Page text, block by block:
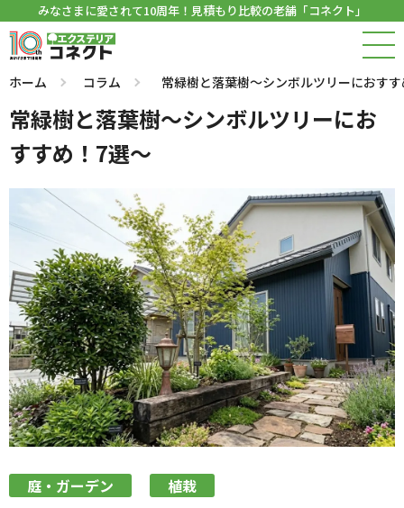
みなさまに愛されて10周年！見積もり比較の老舗「コネクト」
ホーム コラム 常緑樹と落葉樹～シンボルツリーにおす
常緑樹と落葉樹～シンボルツリーにお
すすめ！7選～
庭・ガーデン 植栽